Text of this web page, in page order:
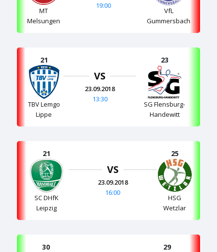
MT
Melsungen
19:00
VfL
Gummersbach
21
TBV Lemgo
Lippe
VS
23.09.2018
13:30
23
SG Flensburg-
Handewitt
21
SC DHfK
Leipzig
VS
23.09.2018
16:00
25
HSG
Wetzlar
30 29